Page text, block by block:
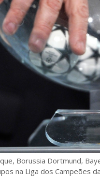
Borussia Dortmund,
na Liga dos Campeões